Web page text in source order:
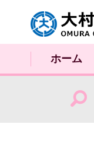
大村市
ホーム